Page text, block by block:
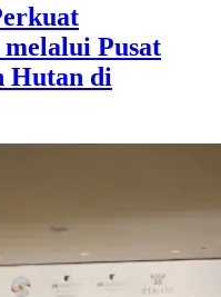
Pusat
Hutan di